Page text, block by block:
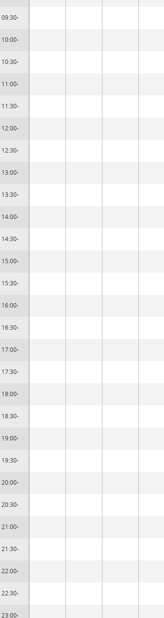
09:30-
10:00-
10:30-
11:00-
11:30-
12:00-
12:30-
13:00-
13:30-
14:00-
14:30-
15:00-
15:30-
16:00-
16:30-
17:00-
17:30-
18:00-
18:30-
19:00-
19:30-
20:00-
20:30-
21:00-
21:30-
22:00-
22:30-
23:00-